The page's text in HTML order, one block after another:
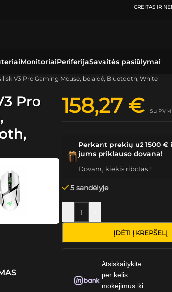
GREITAS IR
MonitoriaiPeriferijaSavaitės pasiūlymai
V3 Pro Gaming Mouse, belaidė, Bluetooth, White
Pro
kad padidintumėte
158,27 € Su PVM
Perkant prekių už 1500 €
jums priklauso dovana!
Dovanų kiekis ribotas !
5 sandėlyje
ĮDĖTI Į KREPŠELĮ
Atsiskaitykite
per kelis
mokėjimus iki